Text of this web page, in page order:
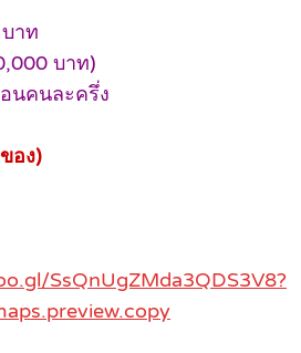
าท
บาท)
นคนละครึ่ง
อง)
SsQnUgZMda3QDS3V8?